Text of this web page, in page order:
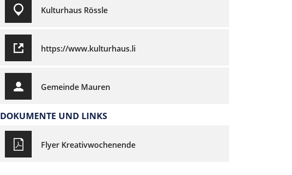
Kulturhaus Rössle
https://www.kulturhaus.li
Gemeinde Mauren
DOKUMENTE UND LINKS
Flyer Kreativwochenende